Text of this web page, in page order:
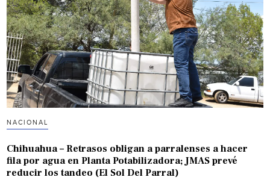
NACIONAL
Chihuahua – Retrasos obligan a parralenses a hacer
fila por agua en Planta Potabilizadora; JMAS prevé
reducir los tandeo (El Sol Del Parral)